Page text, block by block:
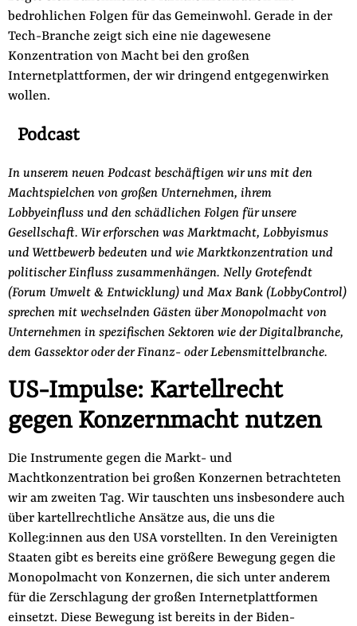
bedrohlichen Folgen für das Gemeinwohl. Gerade in der
Tech-Branche zeigt sich eine nie dagewesene
Konzentration von Macht bei den großen
Internetplattformen, der wir dringend entgegenwirken
wollen.
Podcast
In unserem neuen Podcast beschäftigen wir uns mit den
Machtspielchen von großen Unternehmen, ihrem
Lobbyeinfluss und den schädlichen Folgen für unsere
Gesellschaft. Wir erforschen was Marktmacht, Lobbyismus
und Wettbewerb bedeuten und wie Marktkonzentration und
politischer Einfluss zusammenhängen. Nelly Grotefendt
(Forum Umwelt & Entwicklung) und Max Bank (LobbyControl)
sprechen mit wechselnden Gästen über Monopolmacht von
Unternehmen in spezifischen Sektoren wie der Digitalbranche,
dem Gassektor oder der Finanz- oder Lebensmittelbranche.
US-Impulse: Kartellrecht
gegen Konzernmacht nutzen
Die Instrumente gegen die Markt- und
Machtkonzentration bei großen Konzernen betrachteten
wir am zweiten Tag. Wir tauschten uns insbesondere auch
über kartellrechtliche Ansätze aus, die uns die
Kolleg:innen aus den USA vorstellten. In den Vereinigten
Staaten gibt es bereits eine größere Bewegung gegen die
Monopolmacht von Konzernen, die sich unter anderem
für die Zerschlagung der großen Internetplattformen
einsetzt. Diese Bewegung ist bereits in der Biden-